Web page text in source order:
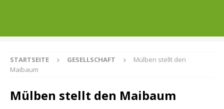
STARTSEITE GESELLSCHAFT
Mülben stellt den
Maibaum
Mülben stellt den Maibaum